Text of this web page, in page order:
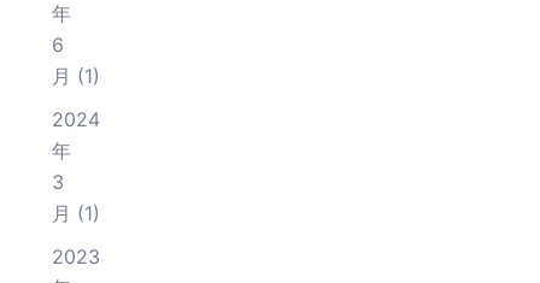
年
6
月 (1)
2024
年
3
月 (1)
2023